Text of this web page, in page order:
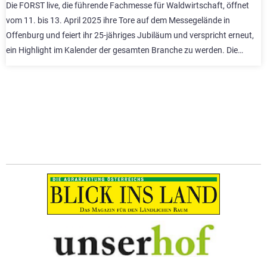
Die FORST live, die führende Fachmesse für Waldwirtschaft, öffnet
vom 11. bis 13. April 2025 ihre Tore auf dem Messegelände in
Offenburg und feiert ihr 25-jähriges Jubiläum und verspricht erneut,
ein Highlight im Kalender der gesamten Branche zu werden. Die…